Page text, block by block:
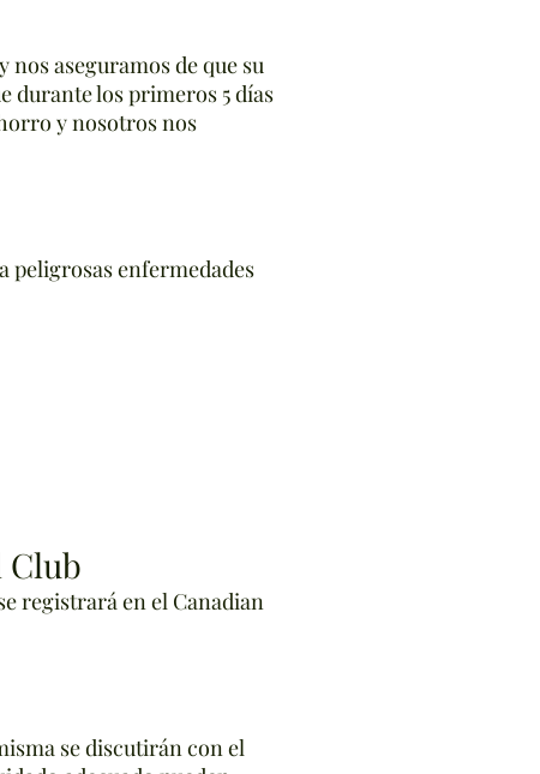
aseguramos de que su
durante los primeros 5 días
y nosotros nos
peligrosas enfermedades
Club
registrará en el Canadian
se discutirán con el